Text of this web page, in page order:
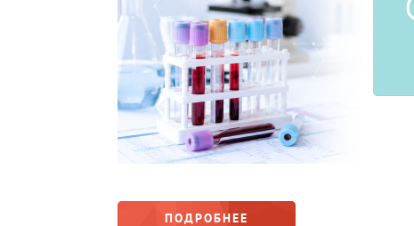
ПОДРОБНЕЕ